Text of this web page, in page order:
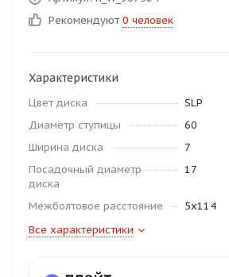
Рекомендуют 0 человек
Характеристики
Цвет диска
SLP
Диаметр ступицы
60
Ширина диска
7
Посадочный диаметр
диска
17
Межболтовое расстояние
5x114
Все характеристики
об оплате Плайтом
Остались вопросы?
8 800 302-02-51